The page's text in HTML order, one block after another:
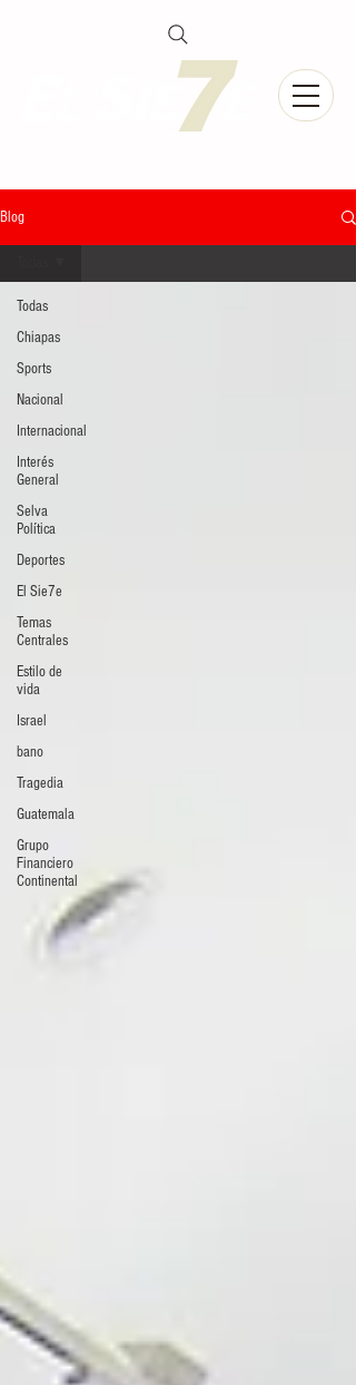
Blog
Todas
Chiapas
Sports
Nacional
Internacional
Interés
General
Selva
Política
Deportes
El Sie7e
Temas
Centrales
Estilo de
vida
Israel
bano
Tragedia
Guatemala
Grupo
Financiero
Continental